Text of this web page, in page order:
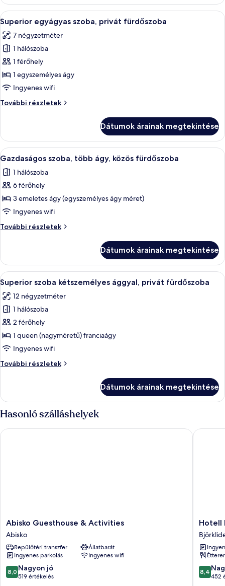
Beds)
további
részletei
A
következő
szoba
összes
képének
megtekintése:
Superior
szoba,
Egy hálószoba, amelyben található
6
Superior egyágyas szoba, privát fürdőszoba
7 négyzetméter
1 hálószoba
1 férőhely
1 egyszemélyes ágy
Ingyenes wifi
További részletek
Superior
fürdőszoba
további
részletei
Dátumok árainak megtekintése
A
következő
szoba
összes
képének
megtekintése:
Gazdaságos
szoba,
ágy,
közös
fürdőszoba
Egy szoba, amelyben két emeletes
4
Gazdaságos szoba, több ágy, közös fürdőszoba
1 hálószoba
6 férőhely
3 emeletes ágy (egyszemélyes ágy méret)
Ingyenes wifi
További részletek
Gazdaságos
közös
fürdőszoba
további
részletei
Dátumok árainak megtekintése
A
következő
szoba
összes
képének
megtekintése:
Superior
kétszemélyes
fürdőszoba
Egy gondosan megterített ágy fehér
7
Superior szoba kétszemélyes ággyal, privát fürdőszoba
12 négyzetméter
1 hálószoba
2 férőhely
1 queen (nagyméretű) franciaágy
Ingyenes wifi
További részletek
Superior
privát
fürdőszoba
további
részletei
Dátumok árainak megtekintése
Hasonló szálláshelyek
Abisko
Guesthouse
&
Activities
Abisko
Abisko Guesthouse & Activities
Abisko
Repülőtéri transzfer
Állatbarát
Ingyenes parkolás
Ingyenes wifi
8.0
ennyiből:
8,0 Nagyon jó
519 értékelés
Abisko Guesthouse & Activities
Hotell
Fjället
Hotell
8.4
8,4
452
Hotell